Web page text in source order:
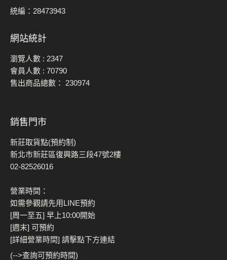
統編：28473943
網站統計
瀏覽人數 : 2347
會員人數 : 70790
售出商品總數： 230974
銷售門市
新莊取貨點(預約制)
新北市新莊區復興路三段47號2樓
02-82526016
營業時間：
如需參觀請先用LINE預約
[周一至五] 早上10:00開始
[週末] 可預約
[詳細營業時間] 請擊點下方連結
(-->查詢可預約時間)